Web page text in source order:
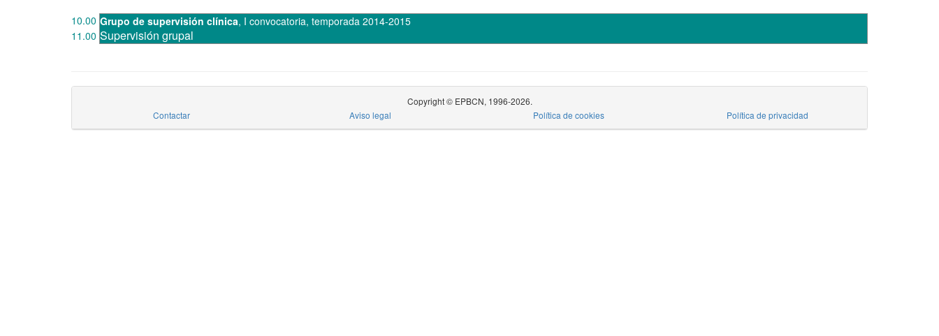
10.00 Grupo de supervisión clínica, I convocatoria, temporada 2014-2015
Supervisión grupal
11.00
Copyright © EPBCN, 1996-2026.
Contactar
Aviso legal Política de cookies Política de privacidad